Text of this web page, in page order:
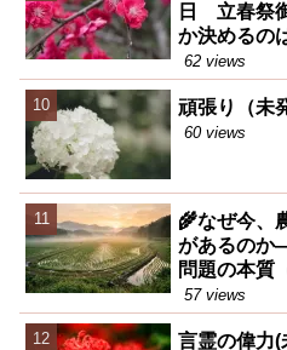
日 立春祭
か決めるの
62 views
頑張り（未
60 views
🌾なぜ今、
があるのか
問題の本質
57 views
言霊の偉力